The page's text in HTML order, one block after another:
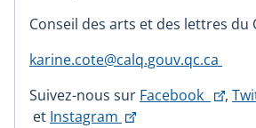
Conseil des arts et des lettres du
karine.cote@calq.gouv.qc.ca
Suivez-nous sur Facebook
This
,
This
et Instagram
This